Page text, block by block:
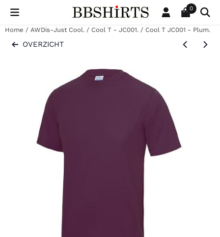
Cookievoorkeuren zijn beschikbaar. Kies instellingen of sta
0
Home / AWDis-Just Cool. / Cool T - JC001. / Cool T JC001 - Plum.
OVERZICHT